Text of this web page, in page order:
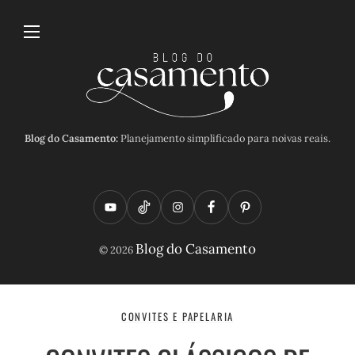
Blog do Casamento:Planejamento simplificado para noivas reais.
Y
o
t
T
i
t
o
I
n
t
a
F
a
e
b
P
i
t
© 2026 Blog do Casamento
CONVITES E PAPELARIA